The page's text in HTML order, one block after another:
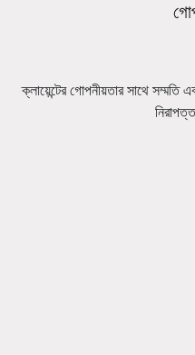
ক্লায়েন্টের গোপনীয়তার সাথে